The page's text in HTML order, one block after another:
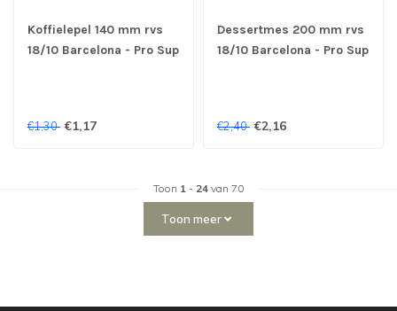
Koffielepel 140 mm rvs
18/10 Barcelona - Pro Sup
€1,30 €1,17
Dessertmes 200 mm rvs
18/10 Barcelona - Pro Sup
€2,40 €2,16
Toon 1 - 24 van 70
Toon meer